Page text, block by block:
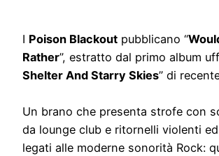
I Poison Blackout pubblicano “
Rather”, estratto dal primo album
Shelter And Starry Skies” di
Un brano che presenta strofe con
da lounge club e ritornelli violenti
legati alle moderne sonorità Rock: